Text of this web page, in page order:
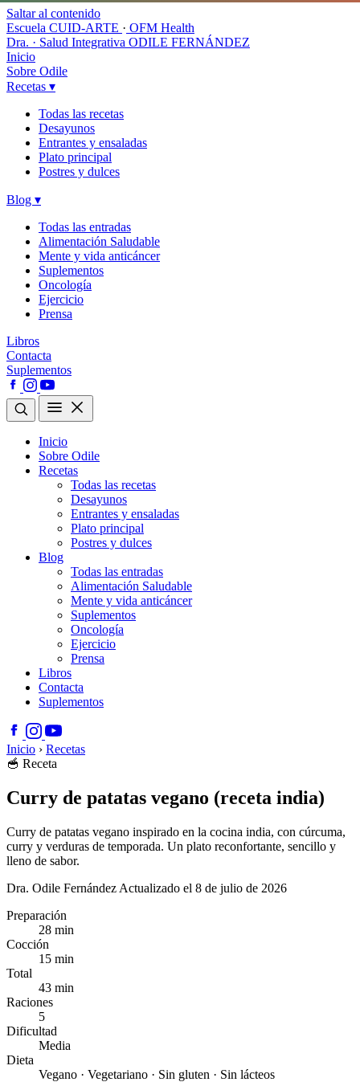
Saltar al contenido
Escuela CUID-ARTE · OFM Health
Dra. · Salud Integrativa ODILE FERNÁNDEZ
Inicio
Sobre Odile
Recetas ▾
Todas las recetas
Desayunos
Entrantes y ensaladas
Plato principal
Postres y dulces
Blog ▾
Todas las entradas
Alimentación Saludable
Mente y vida anticáncer
Suplementos
Oncología
Ejercicio
Prensa
Libros
Contacta
Suplementos
Inicio
Sobre Odile
Recetas
Todas las recetas
Desayunos
Entrantes y ensaladas
Plato principal
Postres y dulces
Blog
Todas las entradas
Alimentación Saludable
Mente y vida anticáncer
Suplementos
Oncología
Ejercicio
Prensa
Libros
Contacta
Suplementos
Inicio › Recetas
🥣 Receta
Curry de patatas vegano (receta india)
Curry de patatas vegano inspirado en la cocina india, con cúrcuma,
curry y verduras de temporada. Un plato reconfortante, sencillo y
lleno de sabor.
Dra. Odile Fernández Actualizado el 8 de julio de 2026
Preparación
28 min
Cocción
15 min
Total
43 min
Raciones
5
Dificultad
Media
Dieta
Vegano · Vegetariano · Sin gluten · Sin lácteos